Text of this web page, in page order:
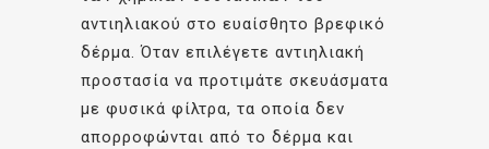
αντιηλιακού στο ευαίσθητο βρεφικό
δέρμα. Όταν επιλέγετε αντιηλιακή
προστασία να προτιμάτε σκευάσματα
με φυσικά φίλτρα, τα οποία δεν
απορροφώνται από το δέρμα και